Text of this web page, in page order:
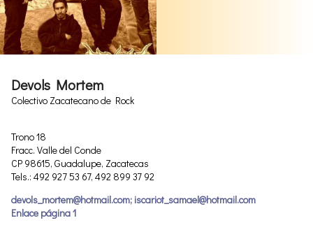
Devols Mortem
Colectivo Zacatecano de Rock
Trono 18
Fracc. Valle del Conde
CP 98615, Guadalupe, Zacatecas
Tels.: 492 927 53 67, 492 899 37 92
devols_mortem@hotmail.com; iscariot_samael@hotmail.com
Enlace página 1